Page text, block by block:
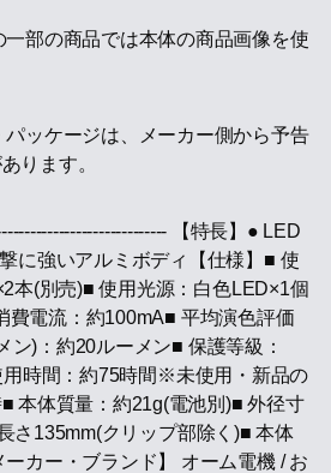
部の商品では本体の商品画像を使
ッケージは、メーカー側から予告
ります。
【特長】● LED
に強いアルミボディ【仕様】■ 使
本(別売)■ 使用光源：白色LED×1個
費電流：約100mA■ 平均演色評価
ン)：約20ルーメン■ 保護等級：
用時間：約75時間※未使用・新品の
本体質量：約21g(電池別)■ 外径寸
さ135mm(クリップ部除く)■ 本体
カー・ブランド】 オーム電機 / お